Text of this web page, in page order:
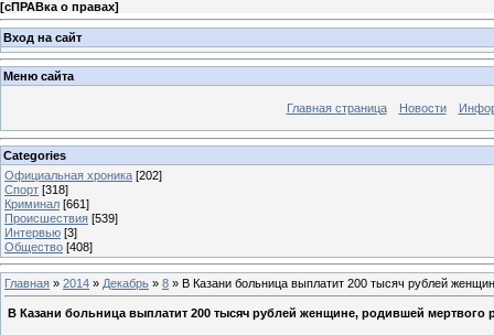
[сПРАВка о правах]
Вход на сайт
Меню сайта
Главная страница Новости
Categories
Официальная хроника [202]
Спорт [318]
Криминал [661]
Происшествия [539]
Интервью [3]
Общество [408]
Главная » 2014 » Декабрь » 8 » В Казани больница выплатит 200 тысяч рублей
В Казани больница выплатит 200 тысяч рублей женщине, родившей мертвого